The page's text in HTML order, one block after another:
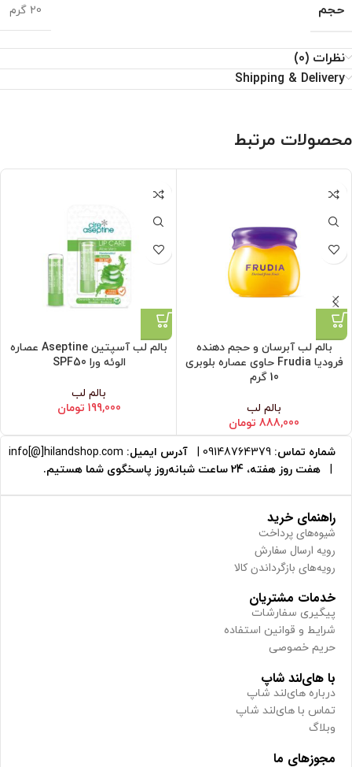
حجم 20 گرم
نظرات (0)
Shipping & Delivery
محصولات مرتبط
بالم لب آبرسان و حجم دهنده
فرودیا Frudia حاوی عصاره بلوبری
10 گرم
بالم لب
888,000 تومان
بالم لب آسپتین Aseptine عصاره
الوئه ورا SPF50
بالم لب
199,000 تومان
شماره تماس: 09148764379 آدرس ایمیل: info[@]hilandshop.com
هفت روز هفته، 24 ساعت شبانه‌روز پاسخگوی شما هستیم.
راهنمای خرید
شیوه‌های پرداخت
رویه ارسال سفارش
رویه‌های بازگرداندن کالا
خدمات مشتریان
پیگیری سفارشات
شرایط و قوانین استفاده
حریم خصوصی
با های‌لند شاپ
درباره های‌لند شاپ
تماس با های‌لند شاپ
وبلاگ
مجوزهای ما